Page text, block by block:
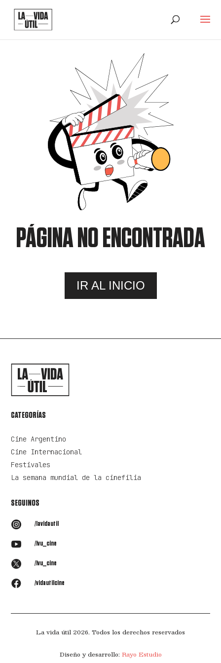
PÁGINA NO ENCONTRADA
IR AL INICIO
CATEGORÍAS
Cine Argentino
Cine Internacional
Festivales
La semana mundial de la cinefilia
SEGUINOS
 /lavidautil
 /lvu_cine
 /lvu_cine
 /vidautilcine
La vida útil 2026. Todos los derechos reservados
Diseño y desarrollo: Rayo Estudio